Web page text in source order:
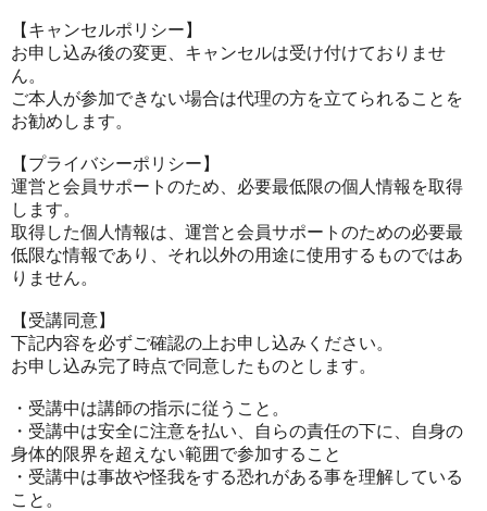
【キャンセルポリシー】
お申し込み後の変更、キャンセルは受け付けておりませ
ん。
ご本人が参加できない場合は代理の方を立てられることを
お勧めします。
【プライバシーポリシー】
運営と会員サポートのため、必要最低限の個人情報を取得
します。
取得した個人情報は、運営と会員サポートのための必要最
低限な情報であり、それ以外の用途に使用するものではあ
りません。
【受講同意】
下記内容を必ずご確認の上お申し込みください。
お申し込み完了時点で同意したものとします。
・受講中は講師の指示に従うこと。
・受講中は安全に注意を払い、自らの責任の下に、自身の
身体的限界を超えない範囲で参加すること
・受講中は事故や怪我をする恐れがある事を理解している
こと。